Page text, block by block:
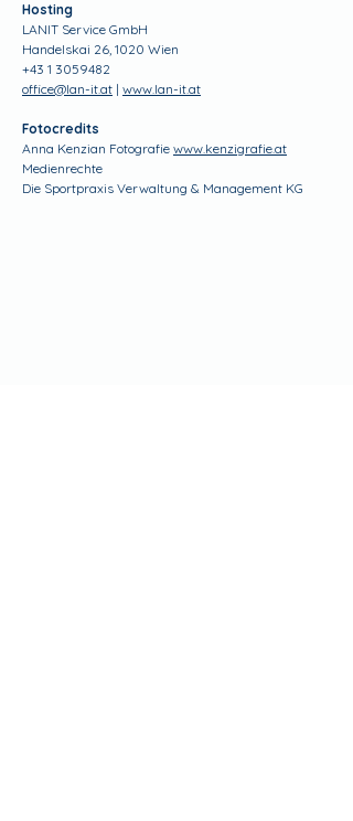
Hosting
LANIT Service GmbH
Handelskai 26, 1020 Wien
+43 1 3059482
office@lan-it.at | www.lan-it.at
Fotocredits
Anna Kenzian Fotografie www.kenzigrafie.at
Medienrechte
Die Sportpraxis Verwaltung & Management KG